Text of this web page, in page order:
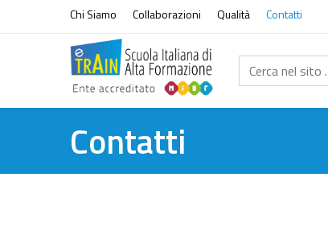
Vai al contenuto
Chi Siamo Collaborazioni Qualità Contatti
Cerca nel sito...
Contatti